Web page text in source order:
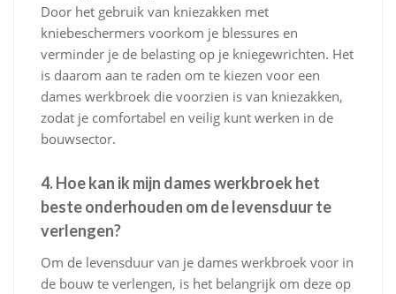
Door het gebruik van kniezakken met
kniebeschermers voorkom je blessures en
verminder je de belasting op je kniegewrichten. Het
is daarom aan te raden om te kiezen voor een
dames werkbroek die voorzien is van kniezakken,
zodat je comfortabel en veilig kunt werken in de
bouwsector.
4. Hoe kan ik mijn dames werkbroek het
beste onderhouden om de levensduur te
verlengen?
Om de levensduur van je dames werkbroek voor in
de bouw te verlengen, is het belangrijk om deze op